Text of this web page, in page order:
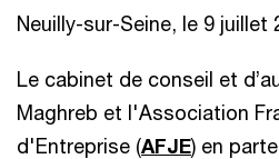
Neuilly-sur-Seine, le 9 juillet
Le cabinet de conseil et
Maghreb et l'Association
d'Entreprise (AFJE) en